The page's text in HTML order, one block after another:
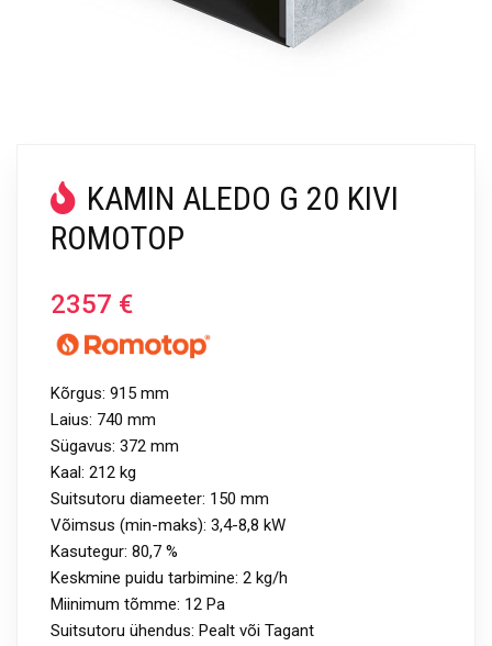
KAMIN ALEDO G 20 KIVI
ROMOTOP
2357 €
Kõrgus: 915 mm
Laius: 740 mm
Sügavus: 372 mm
Kaal: 212 kg
Suitsutoru diameeter: 150 mm
Võimsus (min-maks): 3,4-8,8 kW
Kasutegur: 80,7 %
Keskmine puidu tarbimine: 2 kg/h
Miinimum tõmme: 12 Pa
Suitsutoru ühendus: Pealt või Tagant